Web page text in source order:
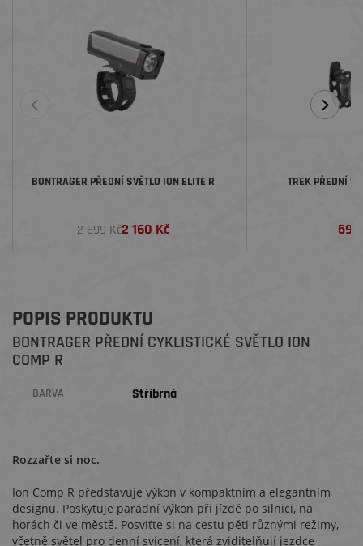
BONTRAGER PŘEDNÍ SVĚTLO ION ELITE R
2 699 Kč2 160 Kč
TREK PŘEDNÍ
599
POPIS PRODUKTU
BONTRAGER PŘEDNÍ CYKLISTICKÉ SVĚTLO ION
COMP R
BARVA Stříbrná
Rozzařte si noc.
Ion Comp R představuje výkon v kompaktním a elegantním
designu. Poskytuje parádní výkon při jízdě po silnici, na
horách či ve městě. Posviťte si na cestu pěti různými režimy,
včetně světel pro denní svícení, která zviditelňují jezdce